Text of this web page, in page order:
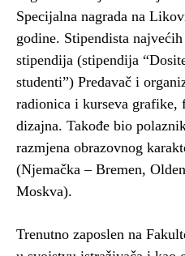
Specijalna nagrada na
godine. Stipendista
stipendija (stipendija
studenti”) Predavač i
radionica i kurseva
dizajna. Takođe bio
razmjena obrazovnog
(Njemačka – Bremen,
Moskva).
Trenutno zaposlen na